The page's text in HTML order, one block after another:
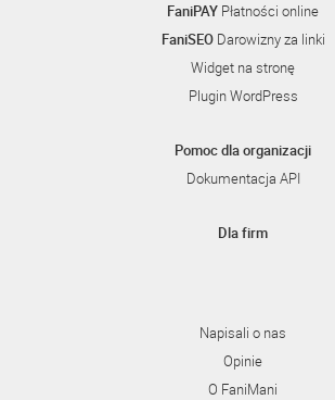
FaniPAY Płatności online
FaniSEODarowizny za linki
Widget na stronę
Plugin WordPress
Pomoc dla organizacji
Dokumentacja API
Dla firm
Napisali o nas
Opinie
O FaniMani